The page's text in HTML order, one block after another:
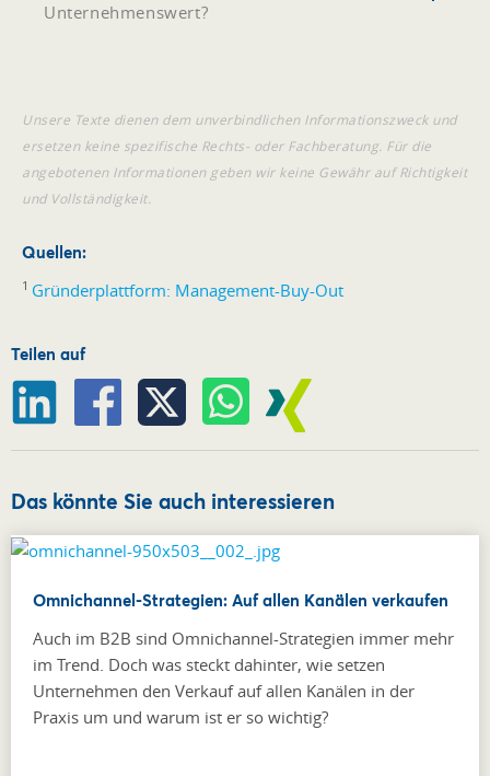
Unternehmenswert?
Unsere Texte dienen dem unverbindlichen Informationszweck und
ersetzen keine spezifische Rechts- oder Fachberatung. Für die
angebotenen Informationen geben wir keine Gewähr auf Richtigkeit
und Vollständigkeit.
Quellen:
1 Gründerplattform: Management-Buy-Out
Teilen auf
Das könnte Sie auch interessieren
Omnichannel-Strategien: Auf allen Kanälen verkaufen
Auch im B2B sind Omnichannel-Strategien immer mehr
im Trend. Doch was steckt dahinter, wie setzen
Unternehmen den Verkauf auf allen Kanälen in der
Praxis um und warum ist er so wichtig?